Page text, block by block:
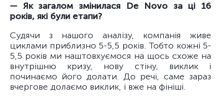
— Як загалом змінилася De Novo за ці 16
років, які були етапи?
Судячи з нашого аналізу, компанія живе
циклами приблизно 5-5,5 років. Тобто кожні 5-
5,5 років ми наштовхуємося на щось схоже на
внутрішню кризу, нову стіну, виклик і
починаємо його долати. До речі, саме зараз
вчергове долаємо виклик, і вже на фініші.